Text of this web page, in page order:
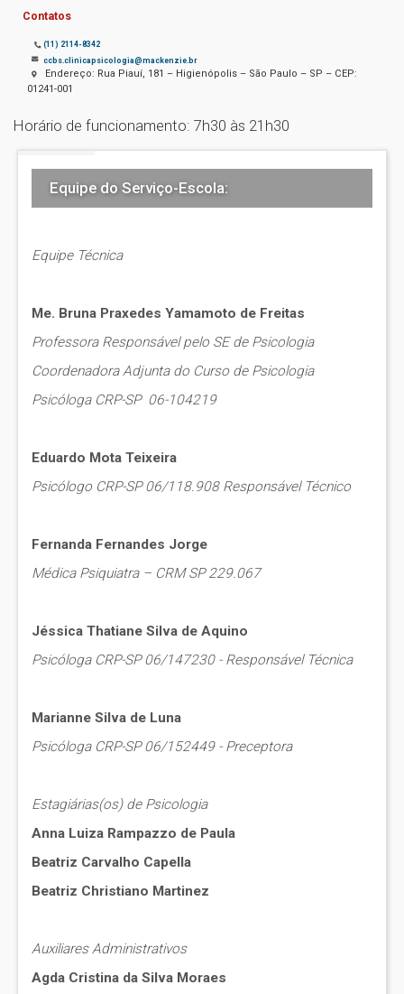
Contatos
(11) 2114-8342
ccbs.clinicapsicologia@mackenzie.br
Endereço: Rua Piauí, 181 – Higienópolis – São Paulo – SP – CEP:
01241-001
Horário de funcionamento: 7h30 às 21h30
Equipe do Serviço-Escola:
Equipe Técnica
Me. Bruna Praxedes Yamamoto de Freitas
Professora Responsável pelo SE de Psicologia
Coordenadora Adjunta do Curso de Psicologia
Psicóloga CRP-SP 06-104219
Eduardo Mota Teixeira
Psicólogo CRP-SP 06/118.908 Responsável Técnico
Fernanda Fernandes Jorge
Médica Psiquiatra – CRM SP 229.067
Jéssica Thatiane Silva de Aquino
Psicóloga CRP-SP 06/147230 - Responsável Técnica
Marianne Silva de Luna
Psicóloga CRP-SP 06/152449 - Preceptora
Estagiárias(os) de Psicologia
Anna Luiza Rampazzo de Paula
Beatriz Carvalho Capella
Beatriz Christiano Martinez
Auxiliares Administrativos
Agda Cristina da Silva Moraes